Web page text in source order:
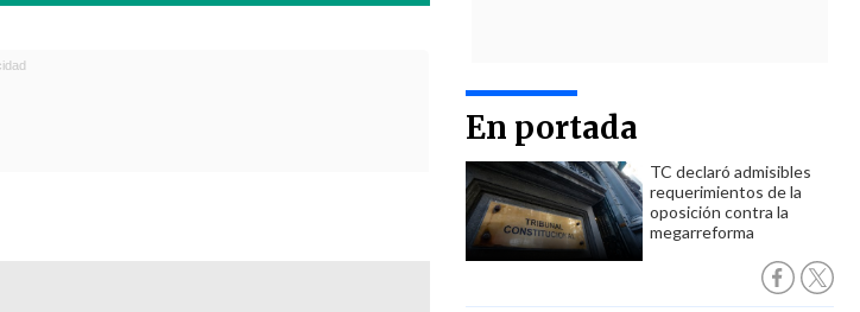
En portada
TC declaró admisibles
requerimientos de la
oposición contra la
megarreforma